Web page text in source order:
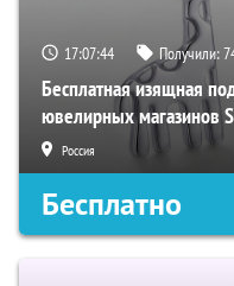
17:07:43 Получили:
Бесплатная изящная
ювелирных магазинов
Россия
Бесплатно